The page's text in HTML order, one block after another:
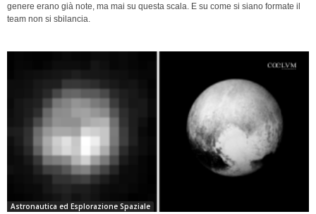
genere erano già note, ma mai su questa scala. E su come si siano formate il
team non si sbilancia.
Astronautica ed Esplorazione Spaziale